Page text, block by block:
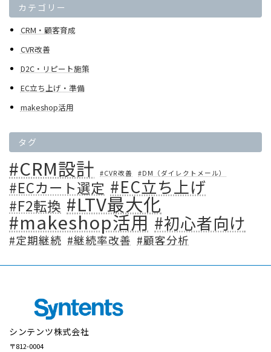
カテゴリー
CRM・顧客育成
CVR改善
D2C・リピート施策
EC立ち上げ・準備
makeshop活用
タグ
#CRM設計 #CVR改善 #DM（ダイレクトメール）
#ECカート選定 #EC立ち上げ
#F2転換 #LTV最大化
#makeshop活用 #初心者向け
#定期継続 #継続率改善 #顧客分析
シンテンツ株式会社
〒812-0004